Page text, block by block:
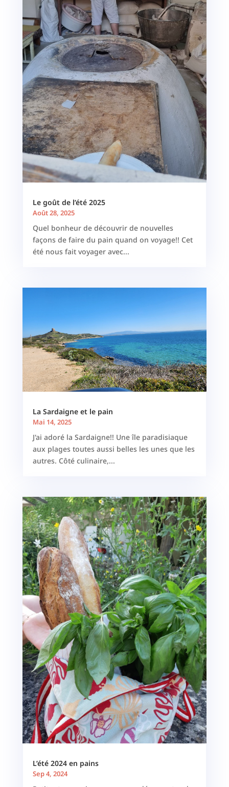
Le goût de l’été 2025
Août 28, 2025
Quel bonheur de découvrir de nouvelles
façons de faire du pain quand on voyage!! Cet
été nous fait voyager avec...
La Sardaigne et le pain
Mai 14, 2025
J'ai adoré la Sardaigne!! Une île paradisiaque
aux plages toutes aussi belles les unes que les
autres. Côté culinaire,...
L’été 2024 en pains
Sep 4, 2024